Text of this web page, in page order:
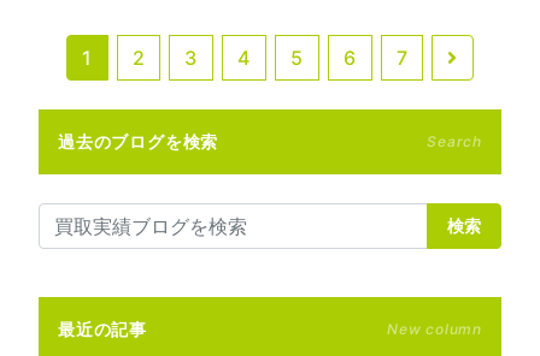
1 2 3 4 5 6 7
過去のブログを検索 Search
検索
最近の記事 New column